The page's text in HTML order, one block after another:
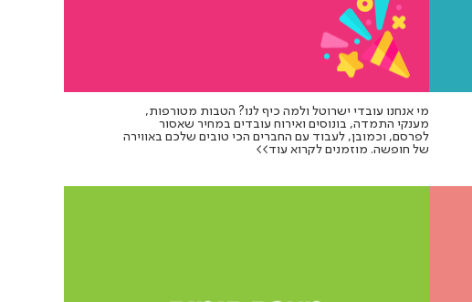
מי אנחנו עובדי ישרוטל ולמה כיף לנו? הטבות מטורפות,
מענקי התמדה, בונוסים ואירוח עובדים במחיר שאסור
לפרסם, וכמובן, לעבוד עם החברים הכי טובים שלכם באווירה
של חופשה. מוזמנים לקרוא עוד>>